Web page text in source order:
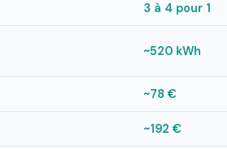
3 à 4 pour 1
~520 kWh
~78 €
~192 €